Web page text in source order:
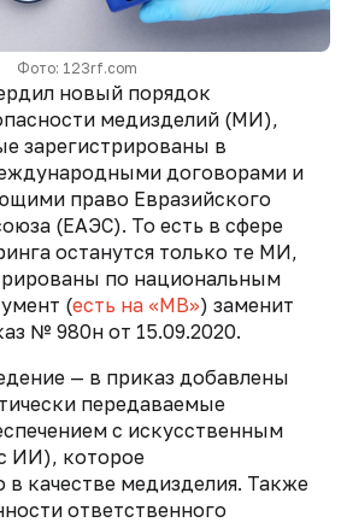
Фото: 123rf.com
новый порядок
медизделий (МИ),
зарегистрированы в
договорами и
право Евразийского
(ЕАЭС). То есть в сфере
останутся только те МИ,
по национальным
(есть на «МВ») заменит
№ 980н от 15.09.2020.
— в приказ добавлены
передаваемые
с искусственным
ИИ), которое
в качестве медизделия. Также
ответственного